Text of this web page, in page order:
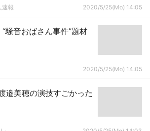
報 2020/5/25(Mo) 14:05
騒音おばさん事件”題材
2020/5/25(Mo) 14:05
邉美穂の演技すごかった